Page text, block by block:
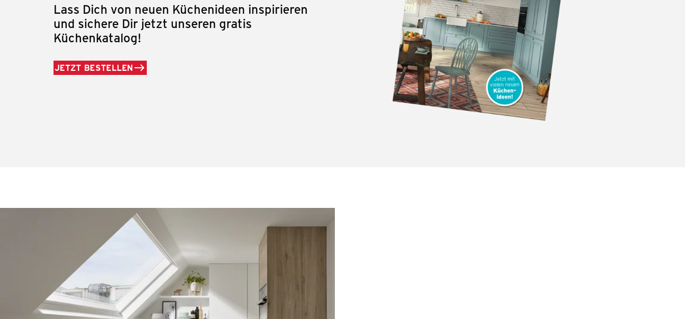
Lass Dich von neuen Küchenideen inspirieren
und sichere Dir jetzt unseren gratis
Küchenkatalog!
JETZT BESTELLEN